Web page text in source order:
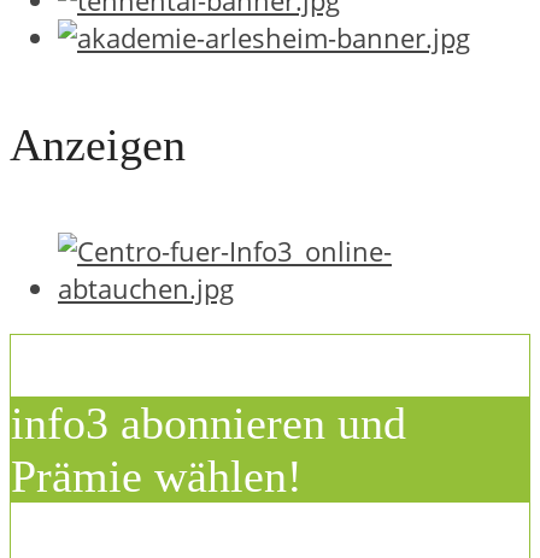
Anzeigen
info3 abonnieren und
Prämie wählen!